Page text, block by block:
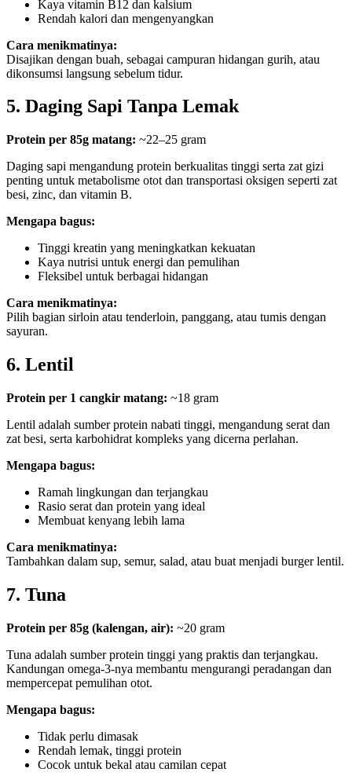
Kaya vitamin B12 dan kalsium
Rendah kalori dan mengenyangkan
Cara menikmatinya:
Disajikan dengan buah, sebagai campuran hidangan gurih, atau
dikonsumsi langsung sebelum tidur.
5. Daging Sapi Tanpa Lemak
Protein per 85g matang: ~22–25 gram
Daging sapi mengandung protein berkualitas tinggi serta zat gizi
penting untuk metabolisme otot dan transportasi oksigen seperti zat
besi, zinc, dan vitamin B.
Mengapa bagus:
Tinggi kreatin yang meningkatkan kekuatan
Kaya nutrisi untuk energi dan pemulihan
Fleksibel untuk berbagai hidangan
Cara menikmatinya:
Pilih bagian sirloin atau tenderloin, panggang, atau tumis dengan
sayuran.
6. Lentil
Protein per 1 cangkir matang: ~18 gram
Lentil adalah sumber protein nabati tinggi, mengandung serat dan
zat besi, serta karbohidrat kompleks yang dicerna perlahan.
Mengapa bagus:
Ramah lingkungan dan terjangkau
Rasio serat dan protein yang ideal
Membuat kenyang lebih lama
Cara menikmatinya:
Tambahkan dalam sup, semur, salad, atau buat menjadi burger lentil.
7. Tuna
Protein per 85g (kalengan, air): ~20 gram
Tuna adalah sumber protein tinggi yang praktis dan terjangkau.
Kandungan omega-3-nya membantu mengurangi peradangan dan
mempercepat pemulihan otot.
Mengapa bagus:
Tidak perlu dimasak
Rendah lemak, tinggi protein
Cocok untuk bekal atau camilan cepat